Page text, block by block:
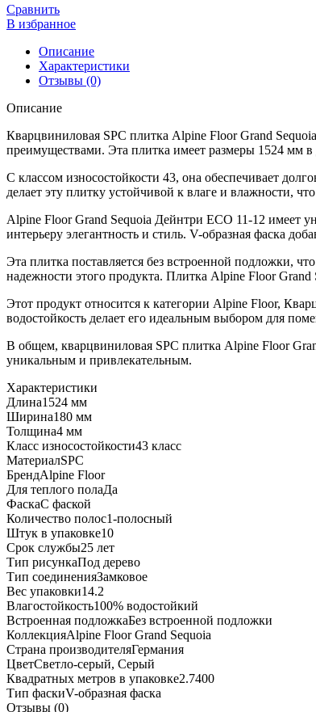
SPC
плитка
Alpine
Floor
Grand
Дейнтри
11-
12
Сравнить
В избранное
Описание
Характеристики
Отзывы (0)
Описание
Кварцвиниловая SPC плитка Alpine Floor Grand
преимуществами. Эта плитка имеет размеры 1524 мм
С классом износостойкости 43, она обеспечивает
делает эту плитку устойчивой к влаге и влажности,
Alpine Floor Grand Sequoia Дейнтри ECO 11-12 имеет
интерьеру элегантность и стиль. V-образная фаска
Эта плитка поставляется без встроенной подложки,
надежности этого продукта. Плитка Alpine Floor Grand
Этот продукт относится к категории Alpine Floor,
водостойкость делает его идеальным выбором для
В общем, кварцвиниловая SPC плитка Alpine Floor
уникальным и привлекательным.
Характеристики
Длина1524 мм
Ширина180 мм
Толщина4 мм
Класс износостойкости43 класс
МатериалSPC
БрендAlpine Floor
Для теплого полаДа
ФаскаС фаской
Количество полос1-полосный
Штук в упаковке10
Срок службы25 лет
Тип рисункаПод дерево
Тип соединенияЗамковое
Вес упаковки14.2
Влагостойкость100% водостойкий
Встроенная подложкаБез встроенной подложки
КоллекцияAlpine Floor Grand Sequoia
Страна производителяГермания
ЦветСветло-серый, Серый
Квадратных метров в упаковке2.7400
Тип фаскиV-образная фаска
Отзывы (0)